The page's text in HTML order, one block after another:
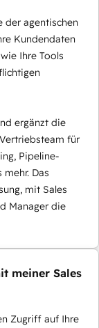
der agentischen
Kundendaten
Ihre Tools
ergänzt die
für
Pipeline-
Das
mit Sales
Manager die
meiner Sales
Zugriff auf Ihre